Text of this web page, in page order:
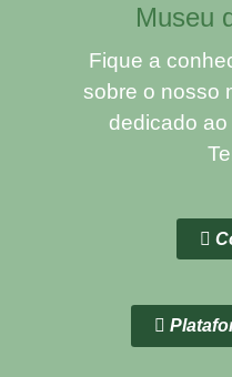
Museu
Fique a
sobre o nosso
dedicado